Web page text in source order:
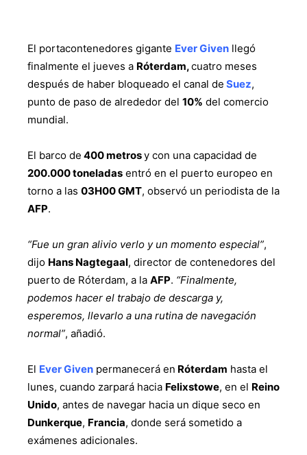
El portacontenedores gigante Ever Given llegó
finalmente el jueves a Róterdam,cuatro meses
después de haber bloqueado el canal de Suez,
punto de paso de alrededor del 10% del comercio
mundial.
El barco de 400 metrosy con una capacidad de
200.000 toneladas entró en el puerto europeo en
torno a las 03H00 GMT, observó un periodista de la
AFP.
“Fue un gran alivio verlo y un momento especial”,
dijo Hans Nagtegaal, director de contenedores del
puerto de Róterdam, a la AFP. “Finalmente,
podemos hacer el trabajo de descarga y,
esperemos, llevarlo a una rutina de navegación
normal”, añadió.
El Ever Given permanecerá en Róterdam hasta el
lunes, cuando zarpará hacia Felixstowe, en el Reino
Unido, antes de navegar hacia un dique seco en
Dunkerque, Francia, donde será sometido a
exámenes adicionales.